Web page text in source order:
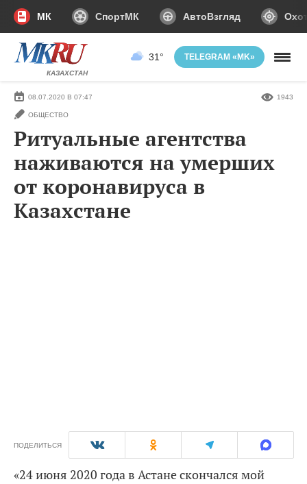
МК СпортМК АвтоВзгляд
КАЗАХСТАН
31° TELEGRAM «MK»
08.07.2020 В 07:47
ОБЩЕСТВО
1943
Ритуальные агентства
наживаются на умерших
от коронавируса в
Казахстане
ПОДЕЛИТЬСЯ
«24 июня 2020 года в Астане скончался мой